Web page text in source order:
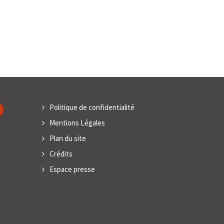
Politique de confidentialité
Mentions Légales
Plan du site
Crédits
Espace presse